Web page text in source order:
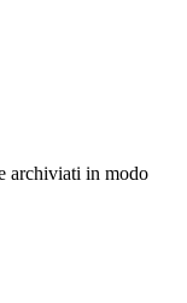
archiviati in modo